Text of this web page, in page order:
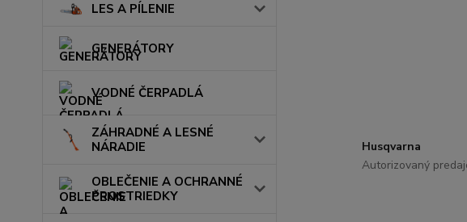
LES A PÍLENIE
GENERÁTORY
VODNÉ ČERPADLÁ
ZÁHRADNÉ A LESNÉ
NÁRADIE
OBLEČENIE A OCHRANNÉ
PROSTRIEDKY
Husqvarna
Autorizovaný